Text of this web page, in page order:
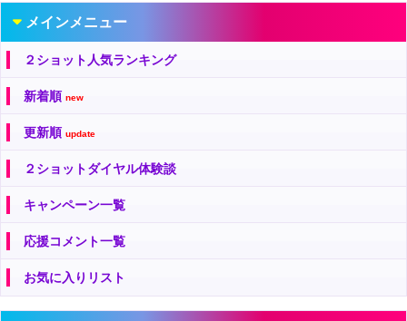
メインメニュー
２ショット人気ランキング
新着順 new
更新順 update
２ショットダイヤル体験談
キャンペーン一覧
応援コメント一覧
お気に入りリスト